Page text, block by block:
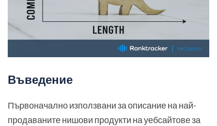
Въведение
Първоначално използвани за описание на най-
продаваните нишови продукти на уебсайтове за